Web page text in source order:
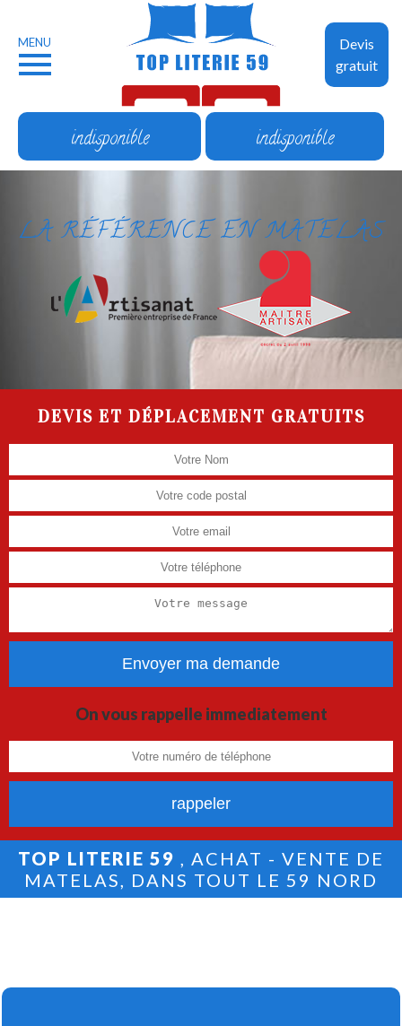
Devis
gratuit
MENU
indisponible indisponible
LA RÉFÉRENCE EN MATELAS
DEVIS ET DÉPLACEMENT GRATUITS
On vous rappelle immediatement
TOP LITERIE 59 , ACHAT - VENTE DE
MATELAS, DANS TOUT LE 59 NORD